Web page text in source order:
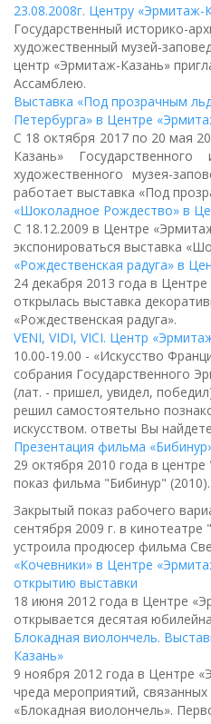
23.08.2008г. Центру «Эрмитаж-
Государственный историко-
художественный музей-
центр «Эрмитаж-Казань»
Ассамблею.
Выставка «Под прозрачным
Петербурга» в Центре
С 18 октября 2017 по 20 мая
Казань» Государственного
художественного музея-
работает выставка «Под
«Шоколадное Рождество» в
С 18.12.2009 в Центре
экспонироваться выставка
«Рождественская радуга» в
24 декабря 2013 года в
открылась выставка
«Рождественская радуга».
VENI, VIDI, VICI. Центр
10.00-19.00 - «Искусство
собрания Государственного
(лат. - пришел, увидел,
решил самостоятельно
искусством. ответы Вы
Презентация фильма
29 октября 2010 года в
показ фильма "Бибинур" (2010).
Закрытый показ рабочего
сентября 2009 г. в
устроила продюсер фильма
«Кочевники» в Центре
открытию выставки
18 июня 2012 года в Центре
открывается десятая
Блокадная виолончель.
Казань»
9 ноября 2012 года в Центре
чреда мероприятий,
«Блокадная виолончель».